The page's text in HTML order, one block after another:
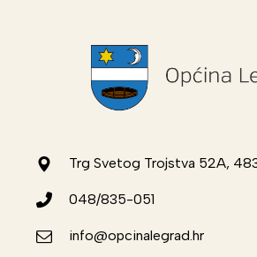
Trg Svetog Trojstva 52A,
048/835-051
info@opcinalegrad.hr